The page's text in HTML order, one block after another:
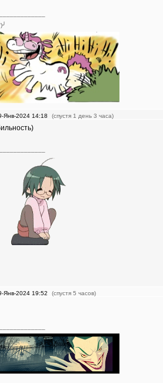
Янв-2024 14:18 (спустя 1 день 3 часа)
Янв-2024 19:52 (спустя 5 часов)